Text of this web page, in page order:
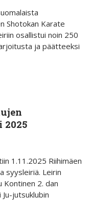
Shotokan Karate
osallistui noin 250
ja päätteeksi
1.11.2025 Riihimäen
syysleiriä. Leirin
Kontinen 2. dan
jutsuklubin